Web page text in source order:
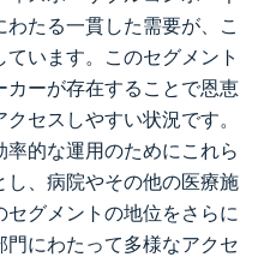
たる一貫した需要が、こ
います。このセグメント
ーが存在することで恩恵
セスしやすい状況です。
的な運用のためにこれら
、病院やその他の医療施
グメントの地位をさらに
にわたって多様なアクセ